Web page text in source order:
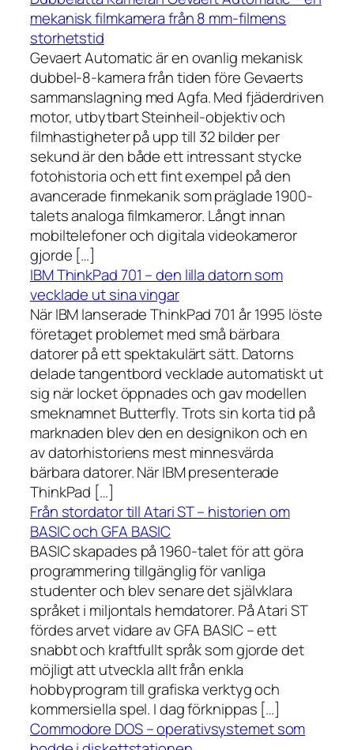
mekanisk filmkamera från 8 mm-filmens
storhetstid
Gevaert Automatic är en ovanlig mekanisk
dubbel-8-kamera från tiden före Gevaerts
sammanslagning med Agfa. Med fjäderdriven
motor, utbytbart Steinheil-objektiv och
filmhastigheter på upp till 32 bilder per
sekund är den både ett intressant stycke
fotohistoria och ett fint exempel på den
avancerade finmekanik som präglade 1900-
talets analoga filmkameror. Långt innan
mobiltelefoner och digitala videokameror
gjorde […]
IBM ThinkPad 701 – den lilla datorn som
vecklade ut sina vingar
När IBM lanserade ThinkPad 701 år 1995 löste
företaget problemet med små bärbara
datorer på ett spektakulärt sätt. Datorns
delade tangentbord vecklade automatiskt ut
sig när locket öppnades och gav modellen
smeknamnet Butterfly. Trots sin korta tid på
marknaden blev den en designikon och en
av datorhistoriens mest minnesvärda
bärbara datorer. När IBM presenterade
ThinkPad […]
Från stordator till Atari ST – historien om
BASIC och GFA BASIC
BASIC skapades på 1960-talet för att göra
programmering tillgänglig för vanliga
studenter och blev senare det självklara
språket i miljontals hemdatorer. På Atari ST
fördes arvet vidare av GFA BASIC – ett
snabbt och kraftfullt språk som gjorde det
möjligt att utveckla allt från enkla
hobbyprogram till grafiska verktyg och
kommersiella spel. I dag förknippas […]
Commodore DOS – operativsystemet som